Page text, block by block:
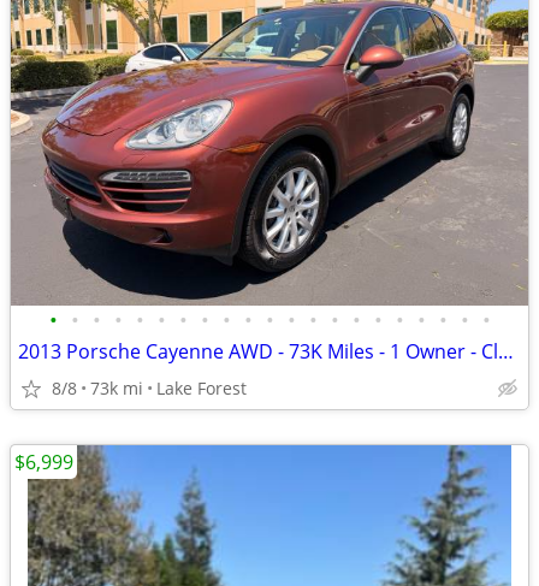
• • • • • • • • • • • • • • • • • • • • •
2013 Porsche Cayenne AWD - 73K Miles - 1 Owner - Clean Title
8/8 73k mi Lake Forest
$6,999